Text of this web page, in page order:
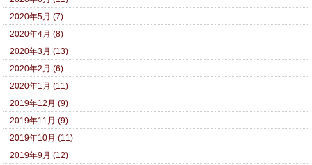
2020年5月 (7)
2020年4月 (8)
2020年3月 (13)
2020年2月 (6)
2020年1月 (11)
2019年12月 (9)
2019年11月 (9)
2019年10月 (11)
2019年9月 (12)